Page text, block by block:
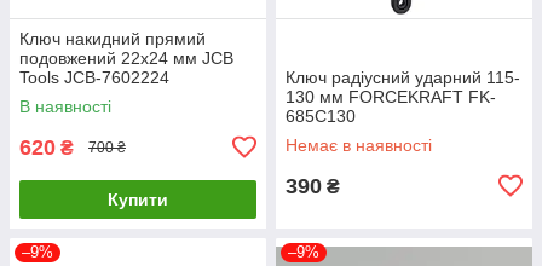
Ключ накидний прямий
подовжений 22х24 мм JCB
Tools JCB-7602224
В наявності
620 ₴ 700 ₴
Купити
Ключ радіусний ударний 115-
130 мм FORCEKRAFT FK-
685C130
Немає в наявності
390 ₴
–9% –9%